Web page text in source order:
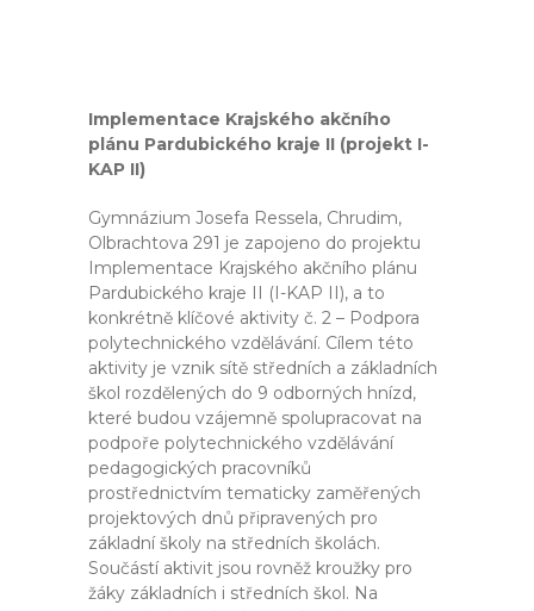
Implementace Krajského akčního
plánu Pardubického kraje II (projekt I-
KAP II)
Gymnázium Josefa Ressela, Chrudim,
Olbrachtova 291 je zapojeno do projektu
Implementace Krajského akčního plánu
Pardubického kraje II (I-KAP II), a to
konkrétně klíčové aktivity č. 2 – Podpora
polytechnického vzdělávání. Cílem této
aktivity je vznik sítě středních a základních
škol rozdělených do 9 odborných hnízd,
které budou vzájemně spolupracovat na
podpoře polytechnického vzdělávání
pedagogických pracovníků
prostřednictvím tematicky zaměřených
projektových dnů připravených pro
základní školy na středních školách.
Součástí aktivit jsou rovněž kroužky pro
žáky základních i středních škol. Na